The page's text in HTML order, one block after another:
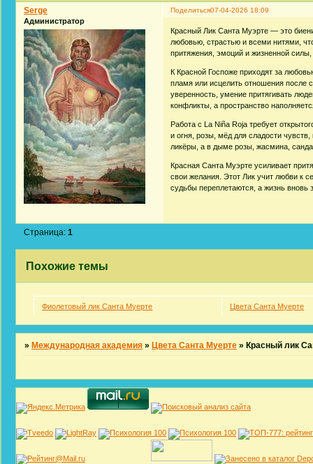
Поделиться07-04-2026 18:09
Serge
Администратор
Красный Лик Санта Муэрте — это
любовью, страстью и всеми нитями,
притяжения, эмоций и жизненной
К Красной Госпоже приходят за
пламя или исцелить отношения после
уверенность, умение притягивать
конфликты, а пространство
Работа с La Niña Roja требует
и огня, розы, мёд для сладости
ликёры, а в дыме розы, жасмина,
Красная Санта Муэрте усиливает
свои желания. Этот Лик учит любви к
судьбы переплетаются, а жизнь вновь
Страница:1
Похожие темы
Фиолетовый лик Санта Муерте Цвета Санта Муерте
»Международная академия »Цвета Санта Муерте »Красный лик